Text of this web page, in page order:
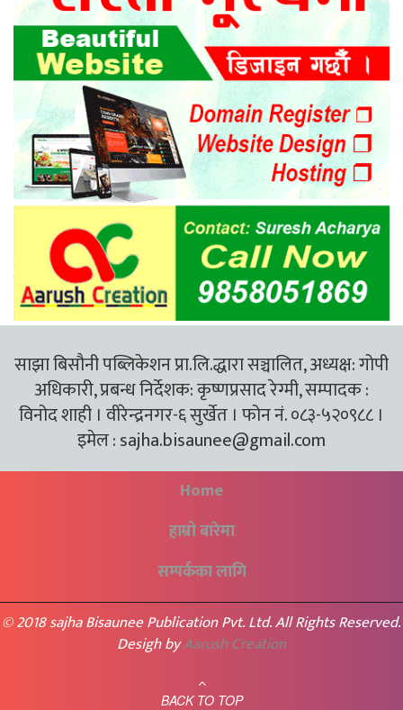
साझा बिसौनी पब्लिकेशन प्रा.लि.द्धारा सञ्चालित, अध्यक्ष: गोपी
अधिकारी, प्रबन्ध निर्देशक: कृष्णप्रसाद रेग्मी, सम्पादक :
विनोद शाही । वीरेन्द्रनगर-६ सुर्खेत । फोन नं. ०८३-५२०९८८ ।
इमेल :sajha.bisaunee@gmail.com
Home
हाम्रो बारेमा
सम्पर्कका लागि
© 2018 sajha Bisaunee Publication Pvt. Ltd. All Rights Reserved.
Desigh byAarush Creation
BACK TO TOP